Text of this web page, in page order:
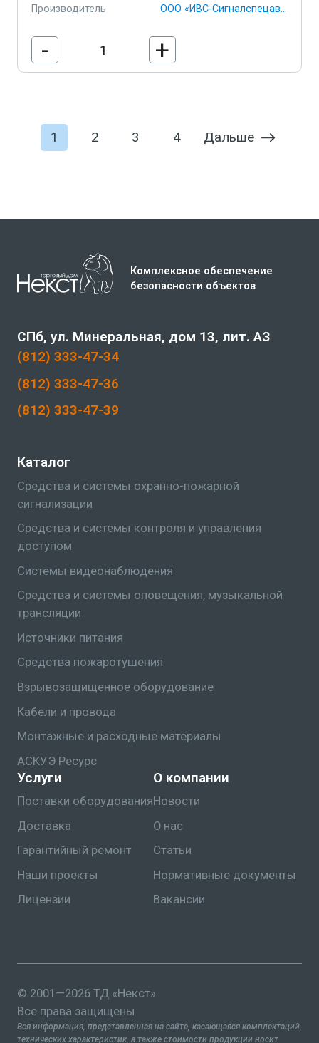
Производитель
- +
1 2 3 4 Дальше
Комплексное обеспечение
безопасности объектов
Каталог
Средства и системы охранно-пожарной
сигнализации
Средства и системы контроля и управления
доступом
Системы видеонаблюдения
Средства и системы оповещения, музыкальной
трансляции
Источники питания
Средства пожаротушения
Взрывозащищенное оборудование
Кабели и провода
Монтажные и расходные материалы
АСКУЭ Ресурс
Услуги
Поставки оборудования
Доставка
Гарантийный ремонт
Наши проекты
Лицензии
О компании
Новости
О нас
Статьи
Нормативные документы
Вакансии
(812) 333-47-34
(812) 333-47-36
(812) 333-47-39
СПб, ул. Минеральная, дом 13, лит. АЗ
© 2001—2026 ТД «Некст»
Все права защищены
Вся информация, представленная на сайте, касающаяся комплектаций,
технических характеристик, а также стоимости продукции носит